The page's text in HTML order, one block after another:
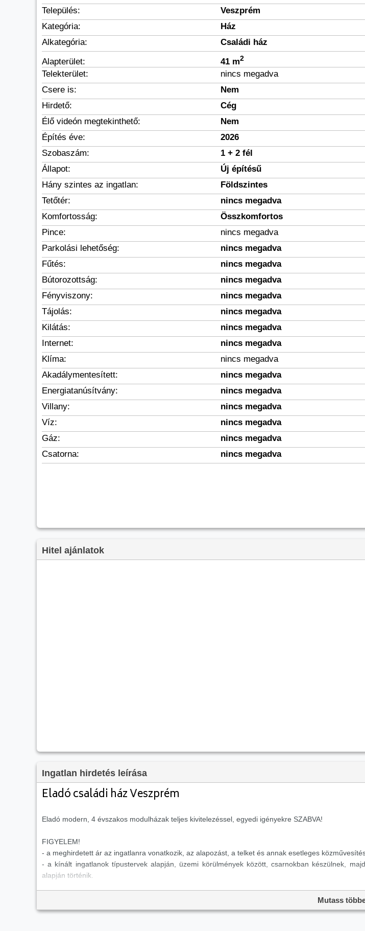
Település:
Veszprém
Kategória:
Ház
Alkategória:
Családi ház
Alapterület:
41 m2
Telekterület:
nincs megadva
Csere is:
Nem
Hirdető:
Cég
Élő videón megtekinthető:
Nem
Építés éve:
2026
Szobaszám:
1 + 2 fél
Állapot:
Új építésű
Hány szintes az ingatlan:
Földszintes
Tetőtér:
nincs megadva
Komfortosság:
Összkomfortos
Pince:
nincs megadva
Parkolási lehetőség:
nincs megadva
Fűtés:
nincs megadva
Bútorozottság:
nincs megadva
Fényviszony:
nincs megadva
Tájolás:
nincs megadva
Kilátás:
nincs megadva
Internet:
nincs megadva
Klíma:
nincs megadva
Akadálymentesített:
nincs megadva
Energiatanúsítvány:
nincs megadva
Villany:
nincs megadva
Víz:
nincs megadva
Gáz:
nincs megadva
Csatorna:
nincs megadva
Hitel ajánlatok
Ingatlan hirdetés leírása
Eladó családi ház Veszprém
Eladó modern, 4 évszakos modulházak teljes kivitelezéssel, egyedi igényekre SZABVA!
FIGYELEM!
- a meghirdetett ár az ingatlanra vonatkozik, az alapozást, a telket és annak esetleges
- a kínált ingatlanok típustervek alapján, üzemi körülmények között, csarnokban készülnek,
alapján történik.
- a modulok széleskörű felhasználásra is, akár irodának, lakóépületnek vagy üzlethelyiségnek is
- a feltüntetett ár a mintatervre értendőkulcsrakészállapotban, 5% ÁFA számításával, alapáras
Mutass